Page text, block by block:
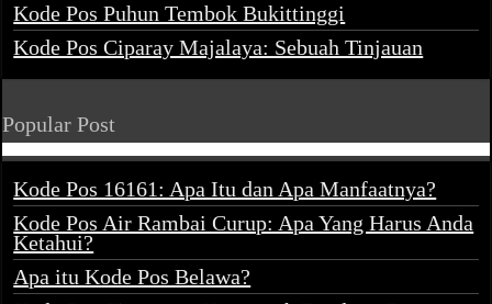
Kode Pos Puhun Tembok Bukittinggi
Kode Pos Ciparay Majalaya: Sebuah Tinjauan
Popular Post
Kode Pos 16161: Apa Itu dan Apa Manfaatnya?
Kode Pos Air Rambai Curup: Apa Yang Harus Anda
Ketahui?
Apa itu Kode Pos Belawa?